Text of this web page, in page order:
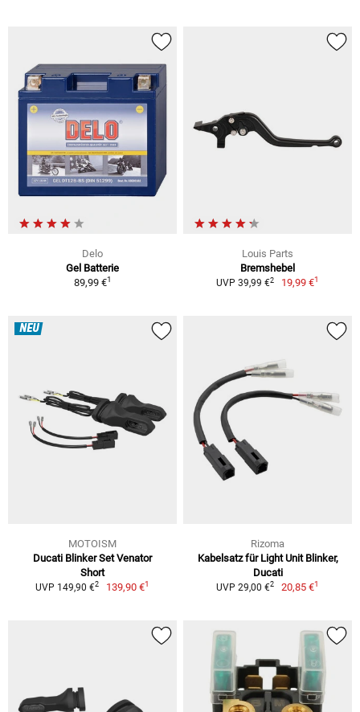
Delo
Gel Batterie
89,99 €1
Louis Parts
Bremshebel
UVP 39,99 €2 19,99 €1
NEU
MOTOISM
Ducati Blinker Set Venator
Short
UVP 149,90 €2 139,90 €1
Rizoma
Kabelsatz für Light Unit Blinker,
Ducati
UVP 29,00 €2 20,85 €1